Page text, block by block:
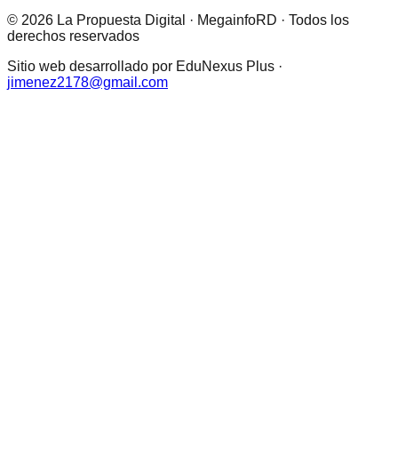
© 2026 La Propuesta Digital · MegainfoRD · Todos los
derechos reservados
Sitio web desarrollado por EduNexus Plus ·
jimenez2178@gmail.com